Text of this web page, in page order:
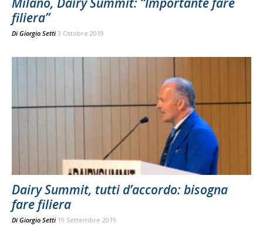
filiera”
Di Giorgio Setti 3 Ottobre 2019
Dairy Summit, tutti d’accordo: bisogna
fare filiera
Di Giorgio Setti 19 Settembre 2019